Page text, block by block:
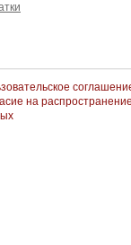
на